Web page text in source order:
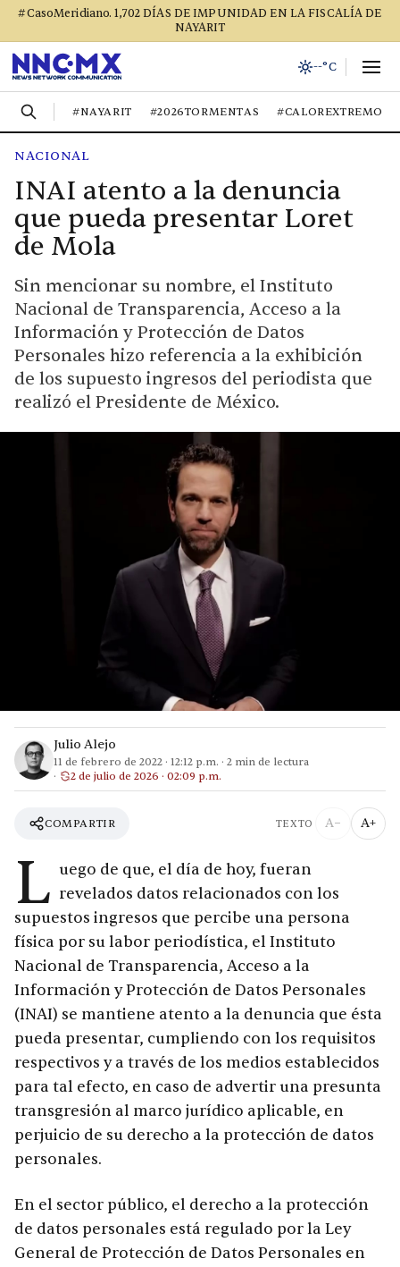
#CasoMeridiano. 1,702 DÍAS DE IMPUNIDAD EN LA FISCALÍA DE
NAYARIT
--°C
#NAYARIT #2026TORMENTAS #CALOREXTREMO
NACIONAL
INAI atento a la denuncia
que pueda presentar Loret
de Mola
Sin mencionar su nombre, el Instituto
Nacional de Transparencia, Acceso a la
Información y Protección de Datos
Personales hizo referencia a la exhibición
de los supuesto ingresos del periodista que
realizó el Presidente de México.
Julio Alejo
11 de febrero de 2022 · 12:12 p.m. · 2 min de lectura
2 de julio de 2026 · 02:09 p.m.
COMPARTIR TEXTO A− A+
L uego de que, el día de hoy, fueran
revelados datos relacionados con los
supuestos ingresos que percibe una persona
física por su labor periodística, el Instituto
Nacional de Transparencia, Acceso a la
Información y Protección de Datos Personales
(INAI) se mantiene atento a la denuncia que ésta
pueda presentar, cumpliendo con los requisitos
respectivos y a través de los medios establecidos
para tal efecto, en caso de advertir una presunta
transgresión al marco jurídico aplicable, en
perjuicio de su derecho a la protección de datos
personales.
En el sector público, el derecho a la protección
de datos personales está regulado por la Ley
General de Protección de Datos Personales en